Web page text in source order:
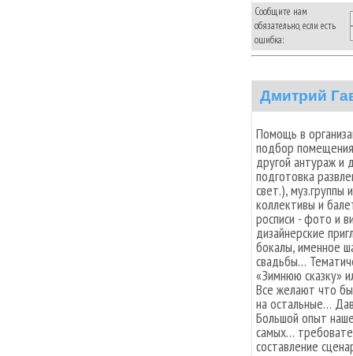
Сообщите нам
обязательно, если есть
ошибка:
Дмитрий
Помощь в
подбор
другой антураж
подготовка
свет.), муз.группы
коллективы и
росписи - фото и
дизайнерские
бокалы, именное
свадьбы…
«Зимнюю сказку»
Все желают что
на остальные…
Большой опыт
самых…
составление